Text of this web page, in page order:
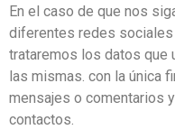
En el caso de que nos
diferentes redes
trataremos los datos que
las mismas. con la única
mensajes o comentarios
contactos.